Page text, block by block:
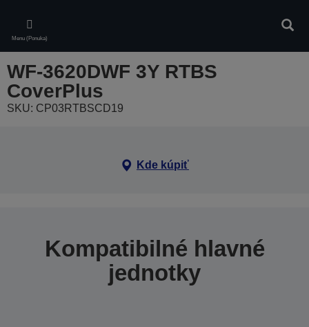
main
content
Menu (Ponuka)
WF-3620DWF 3Y RTBS
CoverPlus
SKU: CP03RTBSCD19
Kde kúpiť
Kompatibilné hlavné
jednotky